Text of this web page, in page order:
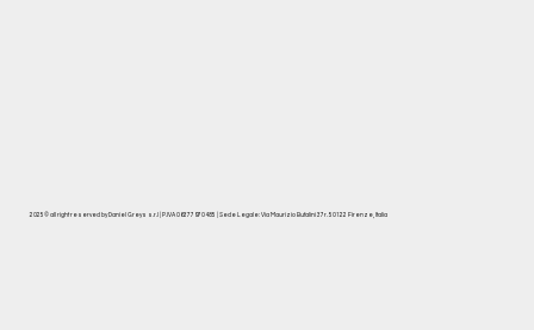
2025© all right reserved by Daniel Greys s.r.l | P.IVA 06377970485 | Sede Legale: Via Maurizio Bufalini 37r. 50122 Firenze, Italia